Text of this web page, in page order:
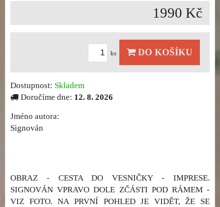
1990 Kč
ks DO KOŠÍKU
Dostupnost: Skladem
Doručíme dne: 12. 8. 2026
Jméno autora:
Signován
OBRAZ - CESTA DO VESNIČKY - IMPRESE.
SIGNOVÁN VPRAVO DOLE ZČÁSTI POD RÁMEM -
VIZ FOTO. NA PRVNÍ POHLED JE VIDĚT, ŽE SE